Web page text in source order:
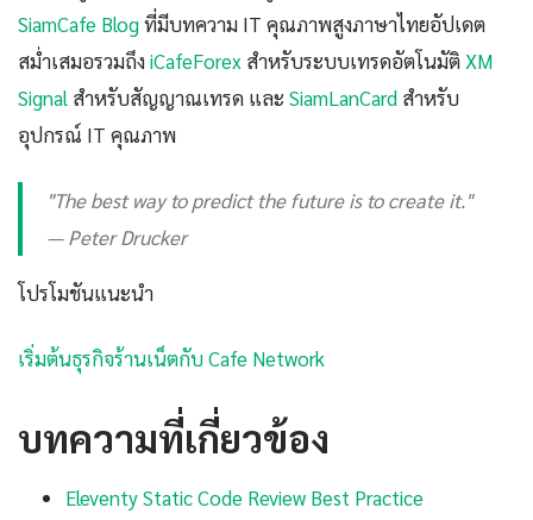
SiamCafe Blogที่มีบทความ IT คุณภาพสูงภาษาไทยอัปเดต
สม่ำเสมอรวมถึงiCafeForex สำหรับระบบเทรดอัตโนมัติ XM
Signal สำหรับสัญญาณเทรด และ SiamLanCard สำหรับ
อุปกรณ์ IT คุณภาพ
"The best way to predict the future is to create it."
— Peter Drucker
โปรโมชันแนะนำ
เริ่มต้นธุรกิจร้านเน็ตกับ Cafe Network
บทความที่เกี่ยวข้อง
Eleventy Static Code Review Best Practice